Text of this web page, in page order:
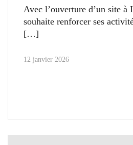
Avec l’ouverture d’un site
souhaite renforcer ses
12 janvier 2026